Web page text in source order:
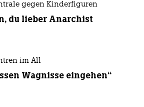
gegen Kinderfiguren
du lieber Anarchist
im All
Wagnisse eingehen“